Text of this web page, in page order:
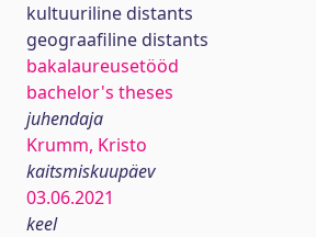
kultuuriline distants
geograafiline distants
bakalaureusetööd
bachelor's theses
juhendaja
Krumm, Kristo
kaitsmiskuupäev
03.06.2021
keel